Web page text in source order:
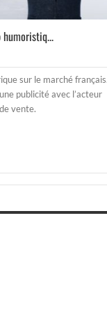
humoristiq...
sur le marché
publicité avec l’acteur
vente.